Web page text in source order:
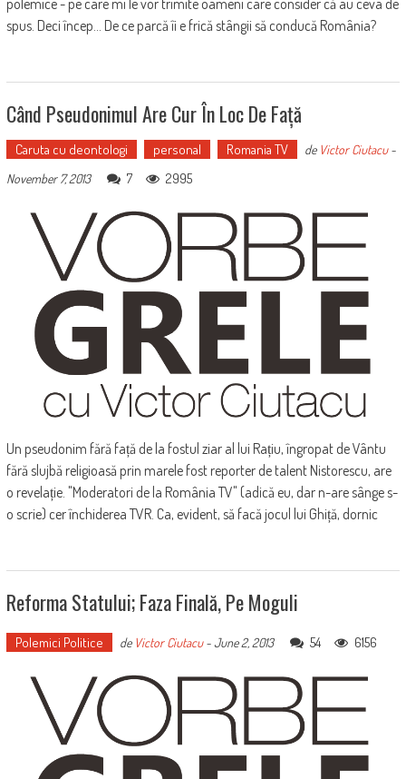
polemice - pe care mi le vor trimite oameni care consider că au ceva de
spus. Deci încep... De ce parcă îi e frică stângii să conducă România?
Când Pseudonimul Are Cur În Loc De Față
Caruta cu deontologi personal Romania TV de Victor Ciutacu-
November 7, 2013
7 2995
Un pseudonim fără față de la fostul ziar al lui Rațiu, îngropat de Vântu
fără slujbă religioasă prin marele fost reporter de talent Nistorescu, are
o revelație. "Moderatori de la România TV" (adică eu, dar n-are sânge s-
o scrie) cer închiderea TVR. Ca, evident, să facă jocul lui Ghiță, dornic
Reforma Statului; Faza Finală, Pe Moguli
Polemici Politice de Victor Ciutacu-June 2, 2013 54 6156